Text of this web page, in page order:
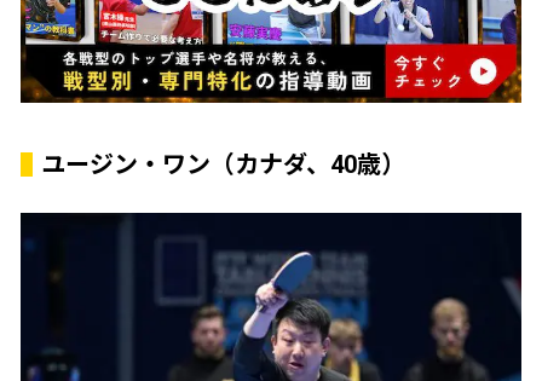
ユージン・ワン（カナダ、40歳）